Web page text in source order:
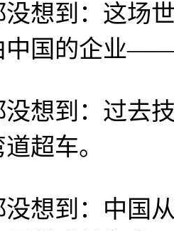
想到：这场
中国的企业
想到：过去
超车。
想到：中国